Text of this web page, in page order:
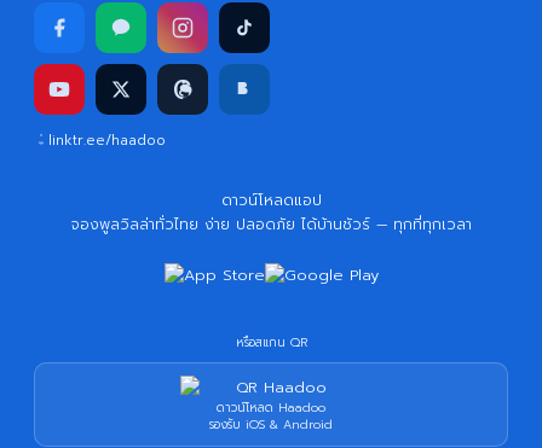
linktr.ee/haadoo
ดาวน์โหลดแอป
จองพูลวิลล่าทั่วไทย ง่าย ปลอดภัย ได้บ้านชัวร์ — ทุกที่ทุกเวลา
หรือสแกน QR
ดาวน์โหลด Haadoo
รองรับ iOS & Android